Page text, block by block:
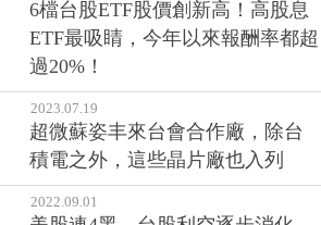
2023.07.19
超微蘇姿丰來台會合作廠，除台
積電之外，這些晶片廠也入列
2022.09.01
美股連4黑，台股利空逐步消化，
短線偏整理
2021.06.16